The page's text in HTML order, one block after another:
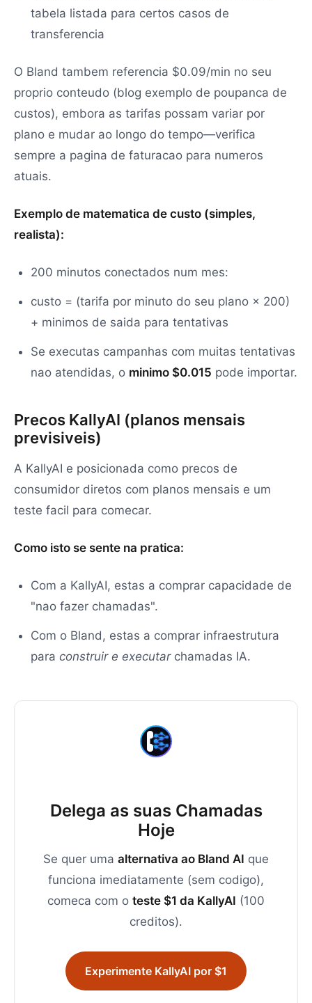
tabela listada para certos casos de
transferencia
O Bland tambem referencia $0.09/min no seu
proprio conteudo (blog exemplo de poupanca de
custos), embora as tarifas possam variar por
plano e mudar ao longo do tempo—verifica
sempre a pagina de faturacao para numeros
atuais.
Exemplo de matematica de custo (simples,
realista):
200 minutos conectados num mes:
custo = (tarifa por minuto do seu plano × 200)
+ minimos de saida para tentativas
Se executas campanhas com muitas tentativas
nao atendidas, o minimo $0.015 pode importar.
Precos KallyAI (planos mensais
previsiveis)
A KallyAI e posicionada como precos de
consumidor diretos com planos mensais e um
teste facil para comecar.
Como isto se sente na pratica:
Com a KallyAI, estas a comprar capacidade de
"nao fazer chamadas".
Com o Bland, estas a comprar infraestrutura
para construir e executarchamadas IA.
Delega as suas Chamadas
Hoje
Se quer uma alternativa ao Bland AI que
funciona imediatamente (sem codigo),
comeca com o teste $1 da KallyAI (100
creditos).
Experimente KallyAI por $1